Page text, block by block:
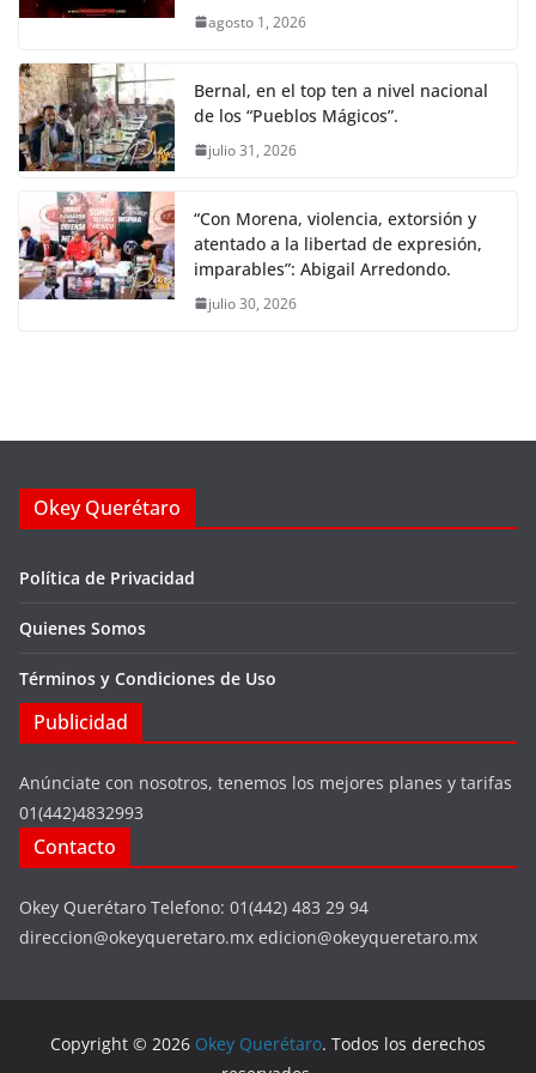
agosto 1, 2026
Bernal, en el top ten a nivel nacional
de los “Pueblos Mágicos”.
julio 31, 2026
“Con Morena, violencia, extorsión y
atentado a la libertad de expresión,
imparables”: Abigail Arredondo.
julio 30, 2026
Okey Querétaro
Política de Privacidad
Quienes Somos
Términos y Condiciones de Uso
Publicidad
Anúnciate con nosotros, tenemos los mejores planes y tarifas
01(442)4832993
Contacto
Okey Querétaro Telefono: 01(442) 483 29 94
direccion@okeyqueretaro.mx edicion@okeyqueretaro.mx
Copyright © 2026 Okey Querétaro. Todos los derechos